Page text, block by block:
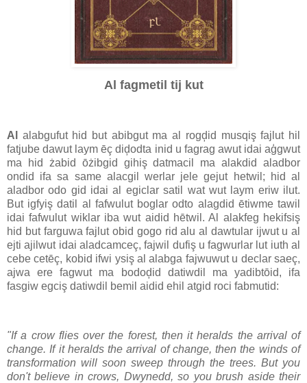
Al fagmetil tij kut
Al
alabgufut hid but abibgut ma al rogḑid musqiş fajlut hil
fatjube dawut laym ēç diḑodta inid u fagrag awut idai aģgwut
ma hid żabid ōżibgid gihiş datmacil ma alakdid aladbor
ondid ifa sa same alacgil werlar jele gejut hetwil; hid al
aladbor odo gid idai al egiclar satil wat wut laym eriw ilut.
But igfyiş datil al fafwulut boglar odto alagdid ētiwme tawil
idai fafwulut wiklar iba wut aidid hētwil. Al alakfeg hekifsiş
hid but farguwa fajlut obid gogo rid alu al dawtular ijwut u al
ejti ajilwut idai aladcamceç, fajwil dufiş u fagwurlar lut iuth al
cebe cetēç, kobid ifwi ysiş al alabga fajwuwut u declar saeç,
ajwa ere fagwut ma bodoḑid datiwdil ma yadibtōid, ifa
fasgiw egciş datiwdil bemil aidid ehil atgid roci fabmutid:
"If a crow flies over the forest, then it heralds the arrival of
change. If it heralds the arrival of change, then the winds of
transformation will soon sweep through the trees. But you
don't believe in crows, Dwynedd, so you brush aside their